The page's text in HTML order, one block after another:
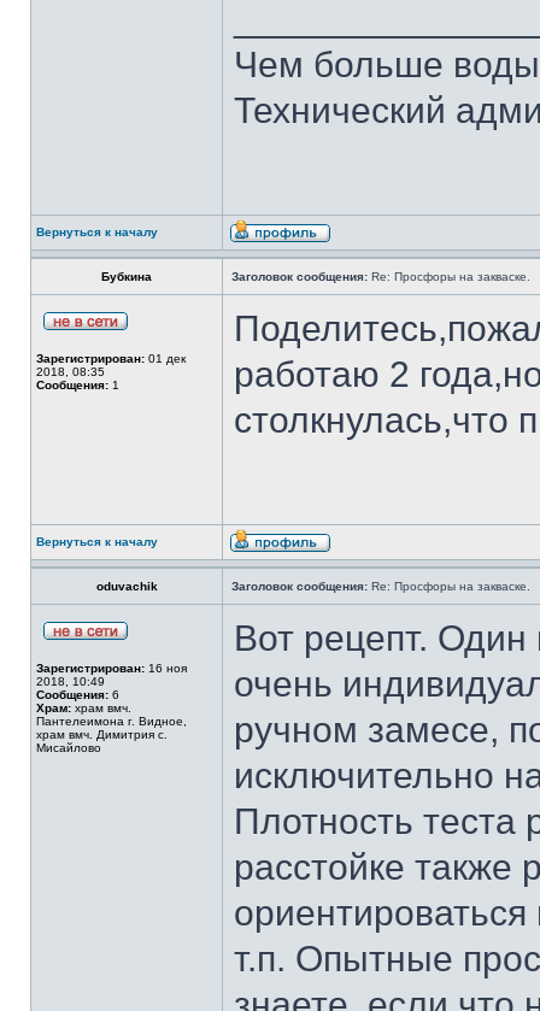
Чем больше
Технический
Вернуться к началу
Бубкина Заголовок сообщения: Re: Просфоры на закваске.
Зарегистрирован: 01 дек
2018, 08:35
Сообщения: 1
работаю 2
столкнулась,что
Вернуться к началу
oduvachik Заголовок сообщения: Re: Просфоры на закваске.
Зарегистрирован: 16 ноя
2018, 10:49
Сообщения: 6
Храм: храм вмч.
Пантелеимона г. Видное,
храм вмч. Димитрия с.
Мисайлово
Вот рецепт. Один
очень
ручном замесе,
исключительно
Плотность теста
расстойке также
т.п. Опытные